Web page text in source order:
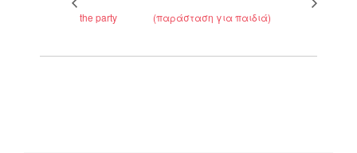
the party
(παράσταση για παιδιά)